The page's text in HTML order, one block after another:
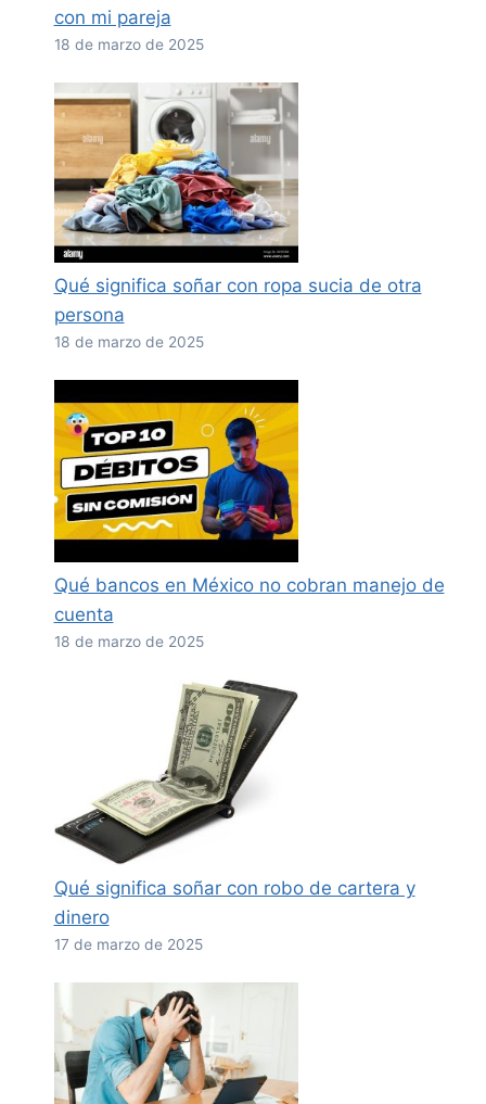
con mi pareja
18 de marzo de 2025
Qué significa soñar con ropa sucia de otra
persona
18 de marzo de 2025
Qué bancos en México no cobran manejo de
cuenta
18 de marzo de 2025
Qué significa soñar con robo de cartera y
dinero
17 de marzo de 2025